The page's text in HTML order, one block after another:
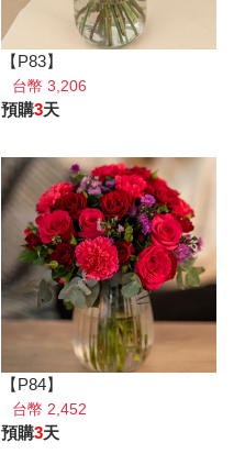
【P83】
台幣 3,206
預購3天
【P84】
台幣 2,452
預購3天